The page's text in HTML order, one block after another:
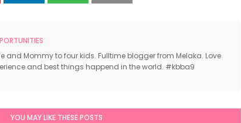
and Mommy to four kids. Fulltime blogger from Melaka. Love
and best things happend in the world. #kbba9
YOU MAY LIKE THESE POSTS